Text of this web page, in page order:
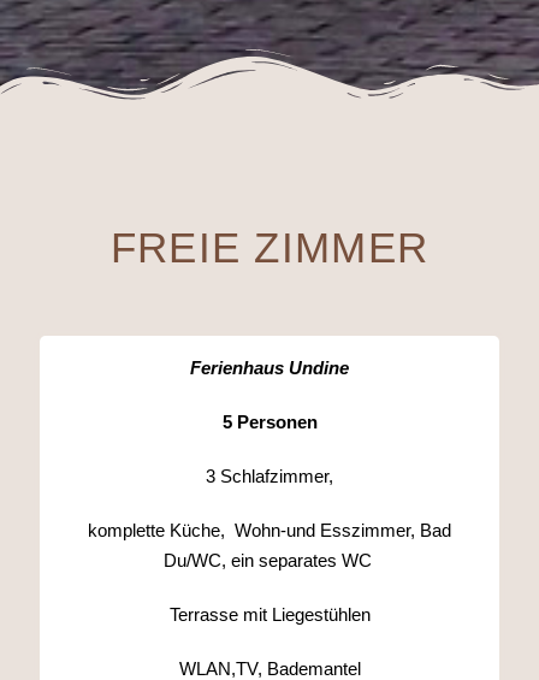
FREIE ZIMMER
Ferienhaus Undine
5 Personen
3 Schlafzimmer,
komplette Küche, Wohn-und Esszimmer, Bad
Du/WC, ein separates WC
Terrasse mit Liegestühlen
WLAN,TV, Bademantel